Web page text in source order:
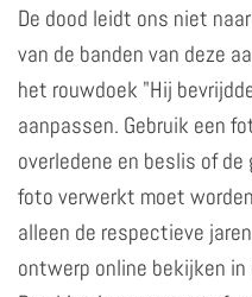
De dood leidt ons niet
van de banden van deze
het rouwdoek "Hij
aanpassen. Gebruik een
overledene en beslis of
foto verwerkt moet
alleen de respectieve
ontwerp online bekijken